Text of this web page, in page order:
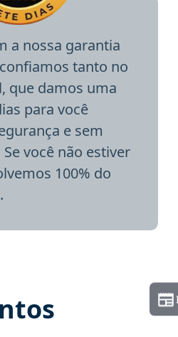
a nossa garantia
tanto no
que damos uma
para você
e sem
você não estiver
100% do